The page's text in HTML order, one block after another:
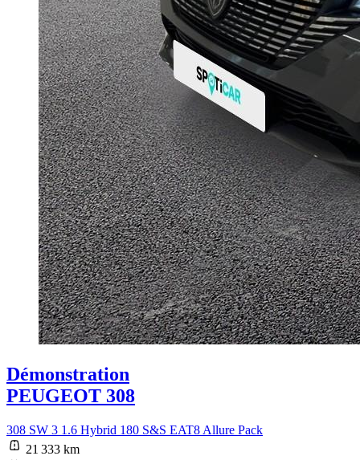
Démonstration
PEUGEOT 308
308 SW 3 1.6 Hybrid 180 S&S EAT8 Allure Pack
21 333 km